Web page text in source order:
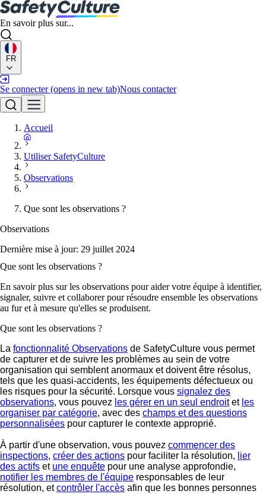
En savoir plus sur...
FR
Se connecter (opens in new tab)Nous contacter
Accueil
Utiliser SafetyCulture
Observations
Que sont les observations ?
Observations
Dernière mise à jour: 29 juillet 2024
Que sont les observations ?
En savoir plus sur les observations pour aider votre équipe à identifier,
signaler, suivre et collaborer pour résoudre ensemble les observations
au fur et à mesure qu'elles se produisent.
Que sont les observations ?
La fonctionnalité Observations de SafetyCulture vous permet
de capturer et de suivre les problèmes au sein de votre
organisation qui semblent anormaux et doivent être résolus,
tels que les quasi-accidents, les équipements défectueux ou
les risques pour la sécurité. Lorsque vous signalez des
observations, vous pouvez les gérer en un seul endroit et les
organiser par catégorie, avec des champs et des questions
personnalisées pour capturer le contexte approprié.
À partir d'une observation, vous pouvez commencer des
inspections, créer des actions pour faciliter la résolution, lier
des actifs et une enquête pour une analyse approfondie,
notifier les membres de l'équipe responsables de leur
résolution, et contrôler l'accès afin que les bonnes personnes